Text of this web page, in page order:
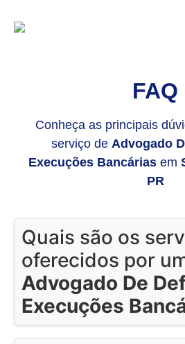
FAQ
Conheça as principais
serviço de Advogado
Execuções Bancáriasem
PR
Quais são os
oferecidos por
Advogado De
Execuções